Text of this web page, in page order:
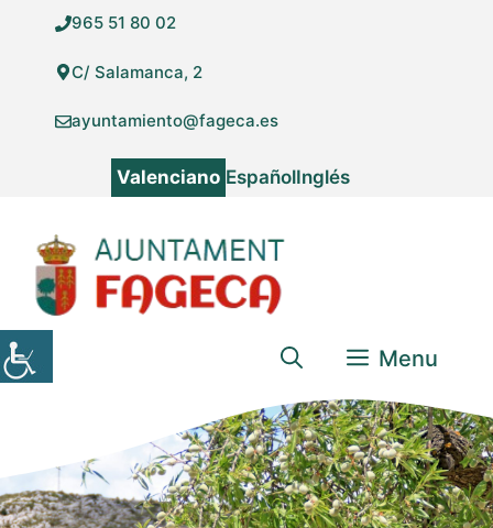
contingut
965 51 80 02
C/ Salamanca, 2
ayuntamiento@fageca.es
Valenciano EspañolInglés
Menu